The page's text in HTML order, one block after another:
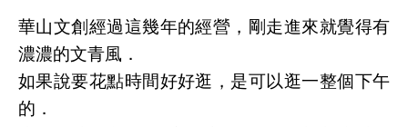
華山文創經過這幾年的經營，剛走進來就覺得有
濃濃的文青風．
如果說要花點時間好好逛，是可以逛一整個下午
的．